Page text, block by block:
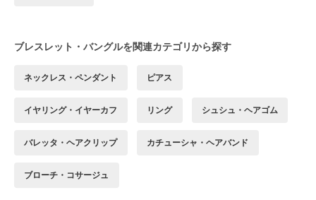
ブレスレット・バングルを関連カテゴリから探す
ネックレス・ペンダント ピアス
イヤリング・イヤーカフ リング シュシュ・ヘアゴム
バレッタ・ヘアクリップ カチューシャ・ヘアバンド
ブローチ・コサージュ